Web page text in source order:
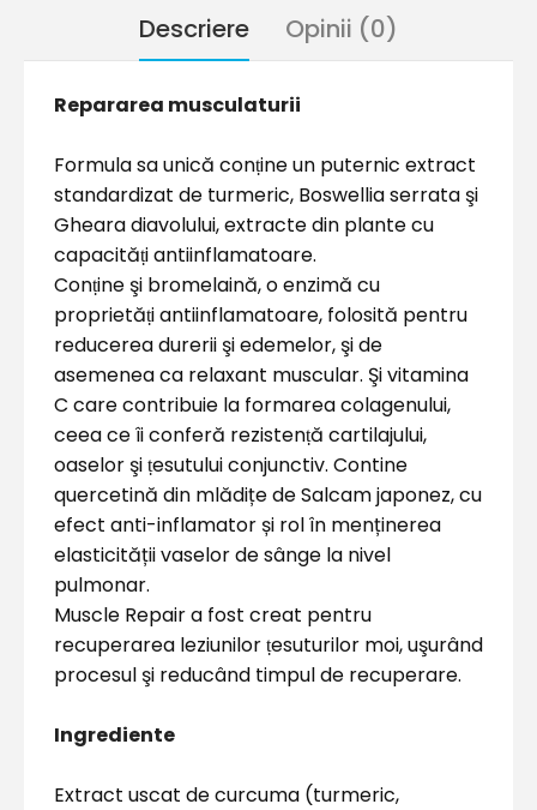
Descriere Opinii (0)
Repararea musculaturii
Formula sa unică conṭine un puternic extract
standardizat de turmeric, Boswellia serrata şi
Gheara diavolului, extracte din plante cu
capacităṭi antiinflamatoare.
Conṭine şi bromelaină, o enzimă cu
proprietăṭi antiinflamatoare, folosită pentru
reducerea durerii şi edemelor, şi de
asemenea ca relaxant muscular. Şi vitamina
C care contribuie la formarea colagenului,
ceea ce îi conferă rezistenṭă cartilajului,
oaselor şiṭesutului conjunctiv. Contine
quercetină din mlădițe de Salcam japonez, cu
efect anti-inflamator și rol în menținerea
elasticității vaselor de sânge la nivel
pulmonar.
Muscle Repair a fost creat pentru
recuperarea leziunilorṭesuturilor moi, uşurând
procesul şi reducând timpul de recuperare.
Ingrediente
Extract uscat de curcuma (turmeric,